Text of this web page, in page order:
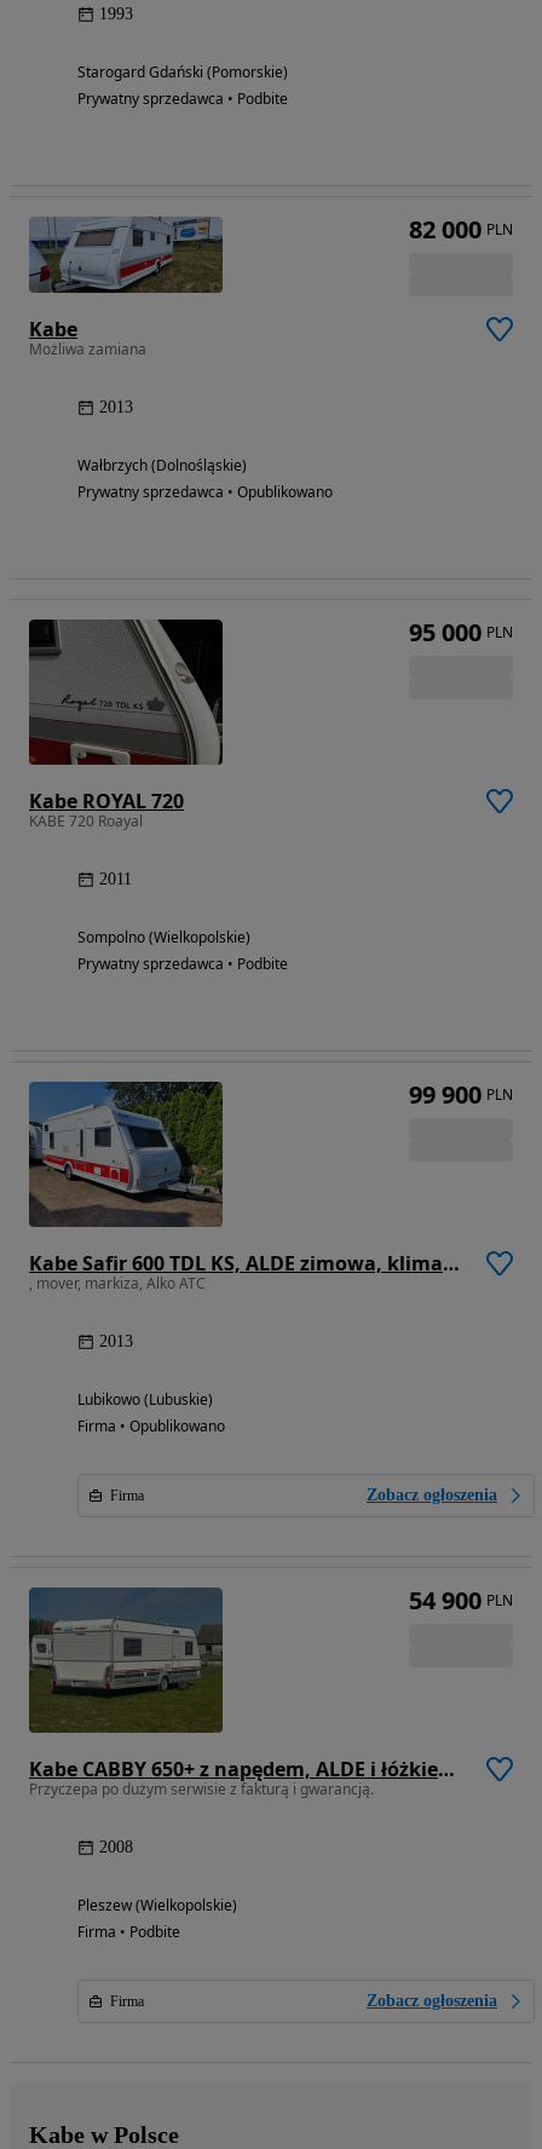
1993
Starogard Gdański (Pomorskie)
Prywatny sprzedawca • Podbite
Kabe
Możliwa zamiana
2013
Wałbrzych (Dolnośląskie)
Prywatny sprzedawca • Opublikowano
82 000 PLN
Kabe ROYAL 720
KABE 720 Roayal
2011
Sompolno (Wielkopolskie)
Prywatny sprzedawca • Podbite
95 000 PLN
Kabe Safir 600 TDL KS, ALDE zimowa, klimatyzacja
, mover, markiza, Alko ATC
2013
Lubikowo (Lubuskie)
Firma • Opublikowano
Firma Zobacz ogłoszenia
99 900 PLN
Kabe CABBY 650+ z napędem, ALDE i łóżkiem piętrowym. 4-6 os.
Przyczepa po dużym serwisie z fakturą i gwarancją.
2008
Pleszew (Wielkopolskie)
Firma • Podbite
Firma Zobacz ogłoszenia
54 900 PLN
Kabe w Polsce